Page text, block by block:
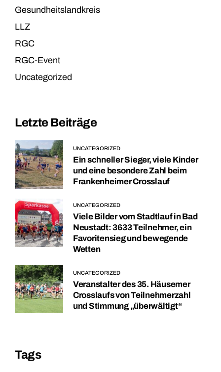
Gesundheitslandkreis
LLZ
RGC
RGC-Event
Uncategorized
Letzte Beiträge
UNCATEGORIZED
Ein schneller Sieger, viele Kinder
und eine besondere Zahl beim
Frankenheimer Crosslauf
UNCATEGORIZED
Viele Bilder vom Stadtlauf in Bad
Neustadt: 3633 Teilnehmer, ein
Favoritensieg und bewegende
Wetten
UNCATEGORIZED
Veranstalter des 35. Häusemer
Crosslaufs von Teilnehmerzahl
und Stimmung „überwältigt“
Tags